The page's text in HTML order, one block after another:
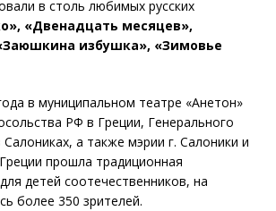
в столь любимых русских
«Двенадцать месяцев»,
избушка», «Зимовье
в муниципальном театре «Анетон»
PФ в Греции, Генерального
а также мэрии г. Салоники и
прошла традиционная
детей соотечественников, на
более 350 зрителей.